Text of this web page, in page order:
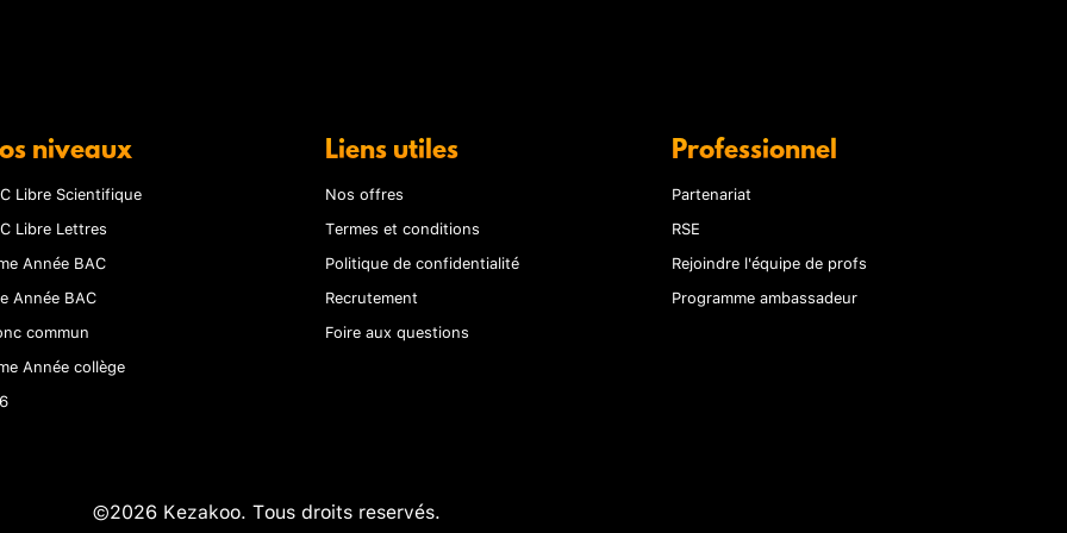
niveaux
Libre Scientifique
Libre Lettres
Année BAC
Année BAC
commun
Année collège
Liens utiles
Nos offres
Termes et conditions
Politique de confidentialité
Recrutement
Foire aux questions
Professionnel
Partenariat
RSE
Rejoindre l'équipe de profs
Programme ambassadeur
©2026 Kezakoo. Tous droits reservés.